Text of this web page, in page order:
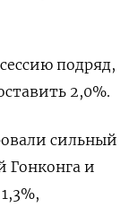
подряд,
2,0%.
сильный
Гонконга и